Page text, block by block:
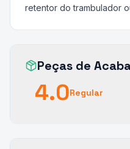
retentor do trambulador
Peças de
4.0Regular